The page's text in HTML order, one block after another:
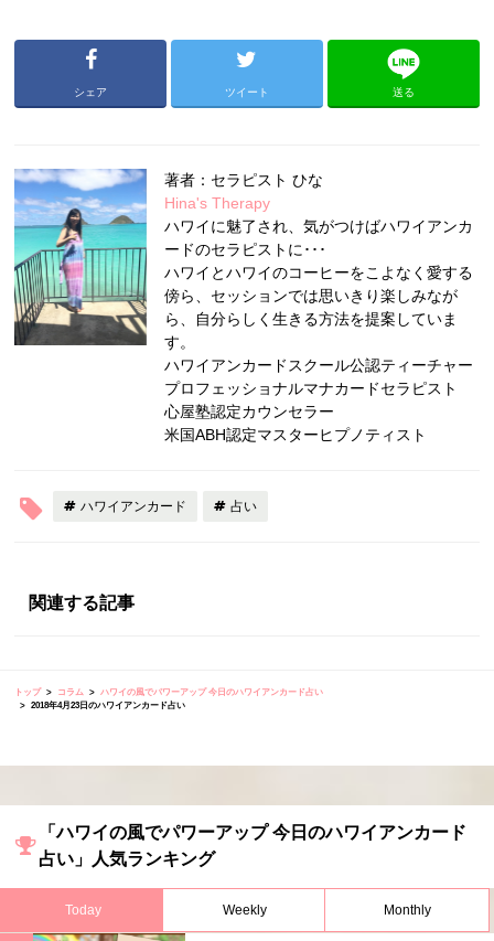
シェア ツイート 送る
著者：セラピスト ひな
Hina's Therapy
ハワイに魅了され、気がつけばハワイアンカ
ードのセラピストに･･･
ハワイとハワイのコーヒーをこよなく愛する
傍ら、セッションでは思いきり楽しみなが
ら、自分らしく生きる方法を提案していま
す。
ハワイアンカードスクール公認ティーチャー
プロフェッショナルマナカードセラピスト
心屋塾認定カウンセラー
米国ABH認定マスターヒプノティスト
ハワイアンカード 占い
関連する記事
トップ コラム
ハワイの風でパワーアップ 今日のハワイアンカード占い
2018年4月23日のハワイアンカード占い
「ハワイの風でパワーアップ 今日のハワイアンカード
占い」人気ランキング
Today Weekly Monthly